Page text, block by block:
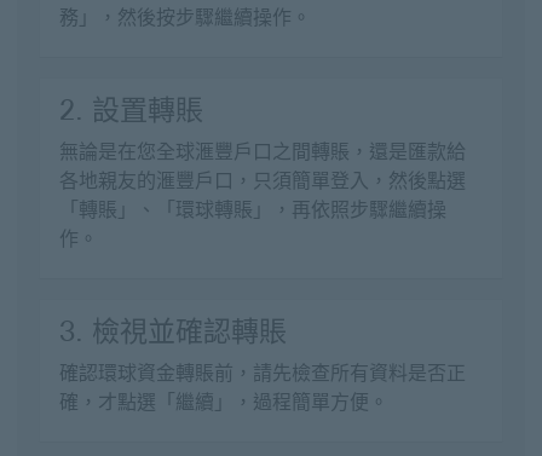
務」，然後按步驟繼續操作。
2. 設置轉賬
無論是在您全球滙豐戶口之間轉賬，還是匯款給
各地親友的滙豐戶口，只須簡單登入，然後點選
「轉賬」、「環球轉賬」，再依照步驟繼續操
作。
3. 檢視並確認轉賬
確認環球資金轉賬前，請先檢查所有資料是否正
確，才點選「繼續」，過程簡單方便。